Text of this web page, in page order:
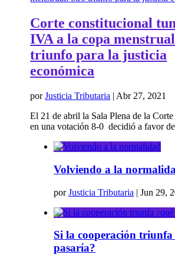
Corte constitucional
IVA a la copa
triunfo para la justicia
económica
porJusticia Tributaria | Abr 27, 2021
El 21 de abril la Sala Plena de la
en una votación 8-0 decidió a favor
Volviendo a la
porJusticia Tributaria |Jun 29,
Si la cooperación triunfa
pasaría?